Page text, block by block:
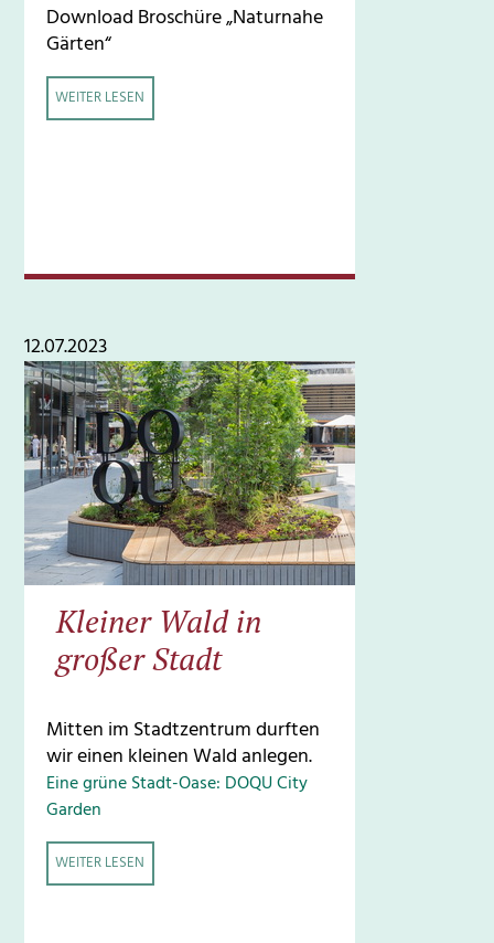
Download Broschüre „Naturnahe
Gärten“
WEITER LESEN
12.07.2023
Kleiner Wald in
großer Stadt
Mitten im Stadtzentrum durften
wir einen kleinen Wald anlegen.
Eine grüne Stadt-Oase: DOQU City
Garden
WEITER LESEN